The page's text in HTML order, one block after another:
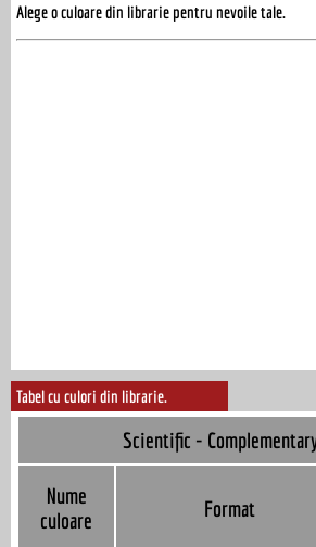
Alege o culoare din librarie pentru nevoile tale.
Tabel cu culori din librarie.
Scientific -
Nume
culoare
Format